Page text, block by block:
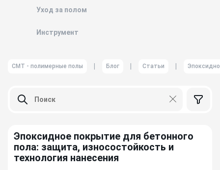
Уход за полом
Инструмент
СМТ - полимерные полы Блог Статьи
Эпоксидное покрытие для бетонного
пола: защита, износостойкость и
технология нанесения